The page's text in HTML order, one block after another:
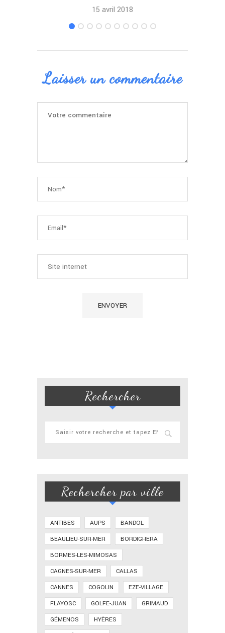
15 avril 2018
Laisser un commentaire
Rechercher
Rechercher par ville
ANTIBES AUPS
BANDOL
BEAULIEU-SUR-MER
BORDIGHERA
BORMES-LES-MIMOSAS
CAGNES-SUR-MER
CALLAS
CANNES
COGOLIN
EZE-VILLAGE
FLAYOSC
GOLFE-JUAN
GRIMAUD
GÉMENOS
HYÈRES